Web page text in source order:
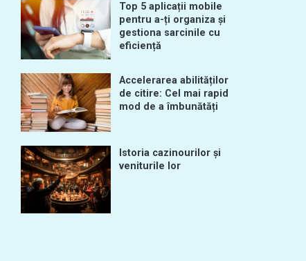
Top 5 aplicații mobile
pentru a-ți organiza și
gestiona sarcinile cu
eficiență
Accelerarea abilităților
de citire: Cel mai rapid
mod de a îmbunătăți
Istoria cazinourilor și
veniturile lor